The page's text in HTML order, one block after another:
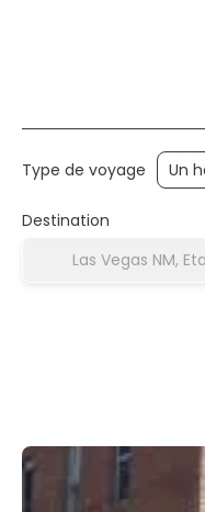
Type de voyage
Destination